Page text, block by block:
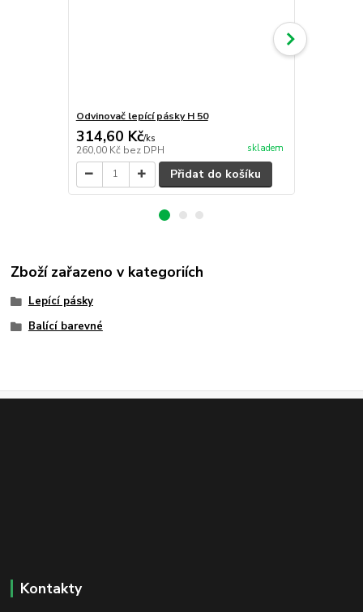
Odvinovač lepící pásky H 50
314,60 Kč/ks
260,00 Kč bez DPH skladem
Přidat do košíku
Zboží zařazeno v kategoriích
Lepící pásky
Balící barevné
Kontakty